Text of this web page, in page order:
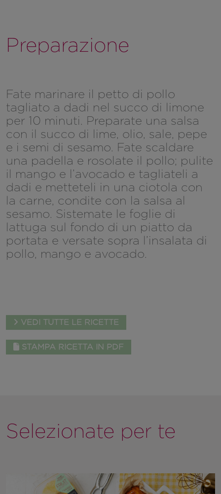
Preparazione
Fate marinare il petto di pollo
tagliato a dadi nel succo di limone
per 10 minuti. Preparate una salsa
con il succo di lime, olio, sale, pepe
e i semi di sesamo. Fate scaldare
una padella e rosolate il pollo; pulite
il mango e l’avocado e tagliateli a
dadi e metteteli in una ciotola con
la carne, condite con la salsa al
sesamo. Sistemate le foglie di
lattuga sul fondo di un piatto da
portata e versate sopra l’insalata di
pollo, mango e avocado.
VEDI TUTTE LE RICETTE
STAMPA RICETTA IN PDF
Selezionate per te